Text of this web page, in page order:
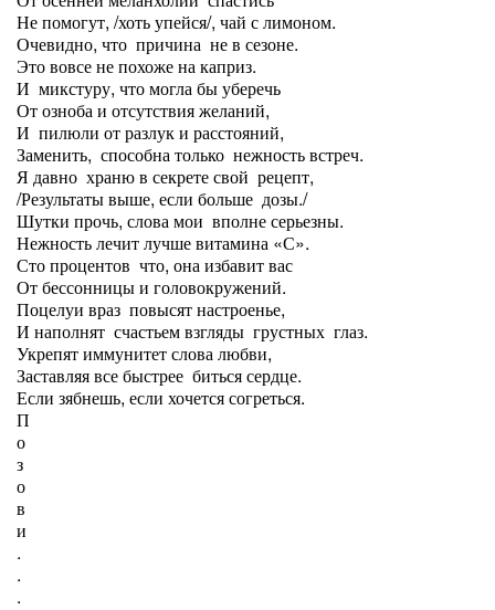
Не помогут, /хоть упейся/, чай с лимоном.
Очевидно, что причина не в сезоне.
Это вовсе не похоже на каприз.
И микстуру, что могла бы уберечь
От озноба и отсутствия желаний,
И пилюли от разлук и расстояний,
Заменить, способна только нежность встреч.
Я давно храню в секрете свой рецепт,
/Результаты выше, если больше дозы./
Шутки прочь, слова мои вполне серьезны.
Нежность лечит лучше витамина «С».
Сто процентов что, она избавит вас
От бессонницы и головокружений.
Поцелуи враз повысят настроенье,
И наполнят счастьем взгляды грустных глаз.
Укрепят иммунитет слова любви,
Заставляя все быстрее биться сердце.
Если зябнешь, если хочется согреться.
П
о
з
о
в
и
.
.
.